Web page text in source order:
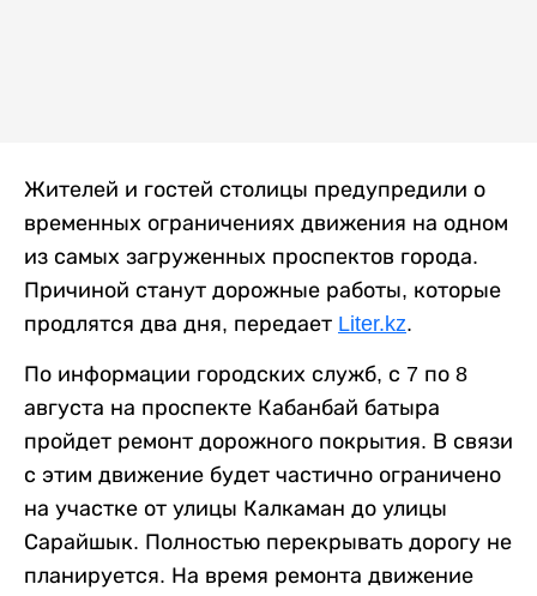
Жителей и гостей столицы предупредили о
временных ограничениях движения на одном
из самых загруженных проспектов города.
Причиной станут дорожные работы, которые
продлятся два дня, передает Liter.kz.
По информации городских служб, с 7 по 8
августа на проспекте Кабанбай батыра
пройдет ремонт дорожного покрытия. В связи
с этим движение будет частично ограничено
на участке от улицы Калкаман до улицы
Сарайшык. Полностью перекрывать дорогу не
планируется. На время ремонта движение